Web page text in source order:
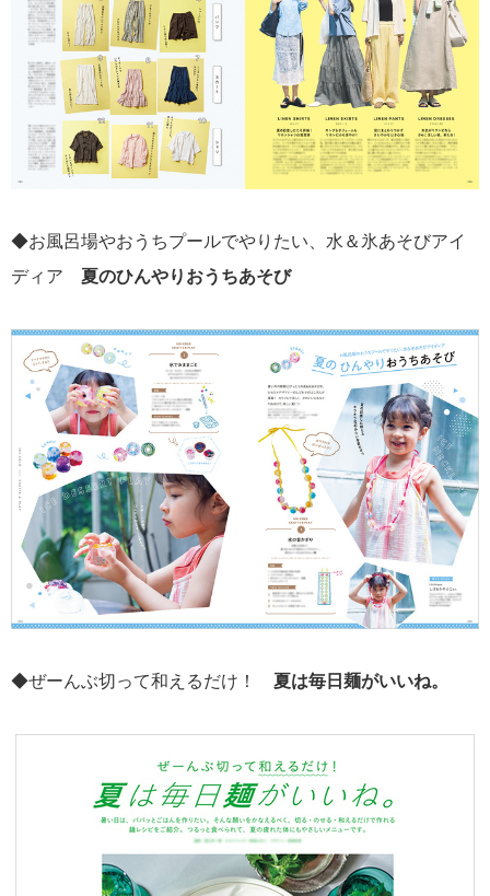
◆お風呂場やおうちプールでやりたい、水＆氷あそびアイ
ディア 夏のひんやりおうちあそび
◆ぜーんぶ切って和えるだけ！ 夏は毎日麺がいいね。